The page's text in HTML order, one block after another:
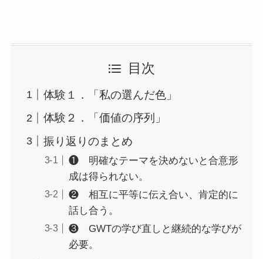
目次
体験１．「私の選んだ色」
体験２．「価値の序列」
振り返りのまとめ
❶ 明確なテーマを決めないと合意形
成は得られない。
❷ 相互に平等に伝え合い、肯定的に
話し合う。
❸ GWTの学び直しと継続的な学びが
必要。